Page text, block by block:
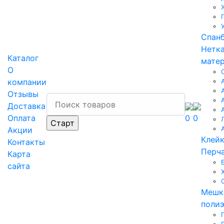
Каталог
О
компании
Отзывы
Доставка
Оплата
Акции
Контакты
Карта
сайта
0 0